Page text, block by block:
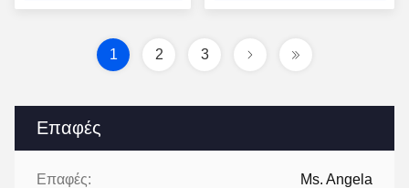
Επαφές
Επαφές: Ms. Angela
διαθέσιμο
1 2 3